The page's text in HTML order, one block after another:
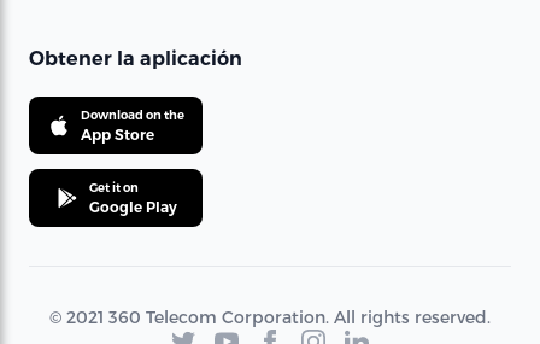
Obtener la aplicación
Download on the
App Store
Get it on
Google Play
© 2021 360 Telecom Corporation. All rights reserved.